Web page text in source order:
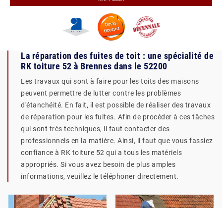
La réparation des fuites de toit : une spécialité de
RK toiture 52 à Brennes dans le 52200
Les travaux qui sont à faire pour les toits des maisons
peuvent permettre de lutter contre les problèmes
d'étanchéité. En fait, il est possible de réaliser des travaux
de réparation pour les fuites. Afin de procéder à ces tâches
qui sont très techniques, il faut contacter des
professionnels en la matière. Ainsi, il faut que vous fassiez
confiance à RK toiture 52 qui a tous les matériels
appropriés. Si vous avez besoin de plus amples
informations, veuillez le téléphoner directement.